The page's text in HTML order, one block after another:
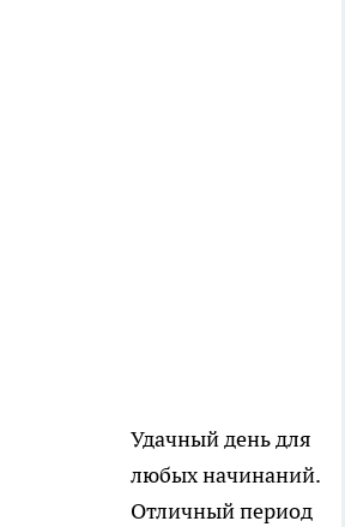
Удачный день для
любых начинаний.
Отличный период